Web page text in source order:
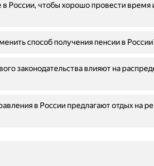
в России, чтобы хорошо провести время
способ получения пенсии в
законодательства влияют на
в России предлагают отдых на